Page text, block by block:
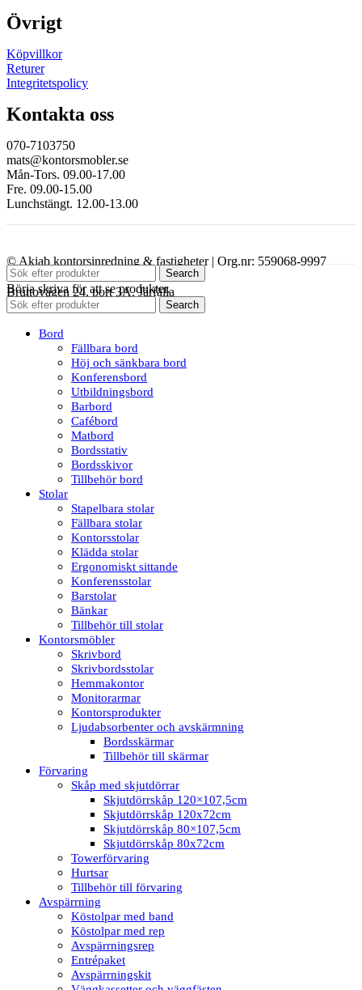
Övrigt
Köpvillkor
Returer
Integritetspolicy
Kontakta oss
070-7103750
mats@kontorsmobler.se
Mån-Tors. 09.00-17.00
Fre. 09.00-15.00
Lunchstängt. 12.00-13.00
© Akiab kontorsinredning & fastigheter | Org.nr: 559068-9997
Bruttovägen 24, port 3A, Järfälla
Search
Börja skriva för att se produkter.
Search
Bord
Fällbara bord
Höj och sänkbara bord
Konferensbord
Utbildningsbord
Barbord
Cafébord
Matbord
Bordsstativ
Bordsskivor
Tillbehör bord
Stolar
Stapelbara stolar
Fällbara stolar
Kontorsstolar
Klädda stolar
Ergonomiskt sittande
Konferensstolar
Barstolar
Bänkar
Tillbehör till stolar
Kontorsmöbler
Skrivbord
Skrivbordsstolar
Hemmakontor
Monitorarmar
Kontorsprodukter
Ljudabsorbenter och avskärmning
Bordsskärmar
Tillbehör till skärmar
Förvaring
Skåp med skjutdörrar
Skjutdörrskåp 120×107,5cm
Skjutdörrskåp 120x72cm
Skjutdörrskåp 80×107,5cm
Skjutdörrskåp 80x72cm
Towerförvaring
Hurtsar
Tillbehör till förvaring
Avspärrning
Köstolpar med band
Köstolpar med rep
Avspärrningsrep
Entrépaket
Avspärrningskit